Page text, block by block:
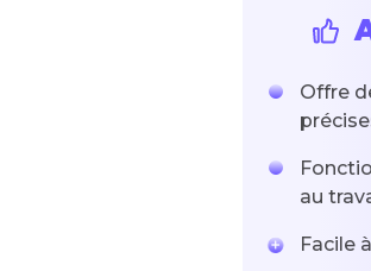
Offre
au
Facile